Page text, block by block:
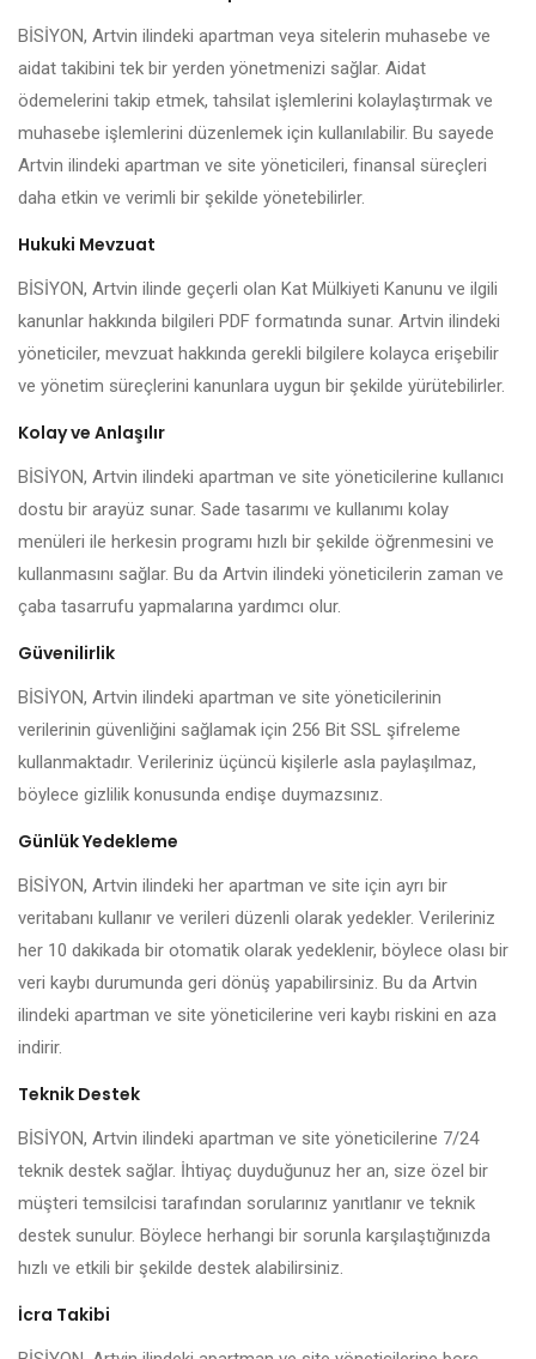
BİSİYON, Artvin ilindeki apartman veya sitelerin muhasebe ve
aidat takibini tek bir yerden yönetmenizi sağlar. Aidat
ödemelerini takip etmek, tahsilat işlemlerini kolaylaştırmak ve
muhasebe işlemlerini düzenlemek için kullanılabilir. Bu sayede
Artvin ilindeki apartman ve site yöneticileri, finansal süreçleri
daha etkin ve verimli bir şekilde yönetebilirler.
Hukuki Mevzuat
BİSİYON, Artvin ilinde geçerli olan Kat Mülkiyeti Kanunu ve ilgili
kanunlar hakkında bilgileri PDF formatında sunar. Artvin ilindeki
yöneticiler, mevzuat hakkında gerekli bilgilere kolayca erişebilir
ve yönetim süreçlerini kanunlara uygun bir şekilde yürütebilirler.
Kolay ve Anlaşılır
BİSİYON, Artvin ilindeki apartman ve site yöneticilerine kullanıcı
dostu bir arayüz sunar. Sade tasarımı ve kullanımı kolay
menüleri ile herkesin programı hızlı bir şekilde öğrenmesini ve
kullanmasını sağlar. Bu da Artvin ilindeki yöneticilerin zaman ve
çaba tasarrufu yapmalarına yardımcı olur.
Güvenilirlik
BİSİYON, Artvin ilindeki apartman ve site yöneticilerinin
verilerinin güvenliğini sağlamak için 256 Bit SSL şifreleme
kullanmaktadır. Verileriniz üçüncü kişilerle asla paylaşılmaz,
böylece gizlilik konusunda endişe duymazsınız.
Günlük Yedekleme
BİSİYON, Artvin ilindeki her apartman ve site için ayrı bir
veritabanı kullanır ve verileri düzenli olarak yedekler. Verileriniz
her 10 dakikada bir otomatik olarak yedeklenir, böylece olası bir
veri kaybı durumunda geri dönüş yapabilirsiniz. Bu da Artvin
ilindeki apartman ve site yöneticilerine veri kaybı riskini en aza
indirir.
Teknik Destek
BİSİYON, Artvin ilindeki apartman ve site yöneticilerine 7/24
teknik destek sağlar. İhtiyaç duyduğunuz her an, size özel bir
müşteri temsilcisi tarafından sorularınız yanıtlanır ve teknik
destek sunulur. Böylece herhangi bir sorunla karşılaştığınızda
hızlı ve etkili bir şekilde destek alabilirsiniz.
İcra Takibi